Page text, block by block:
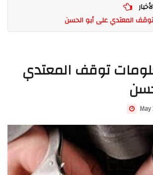
المعتدي على أبو الحسن
توقف المعتدي